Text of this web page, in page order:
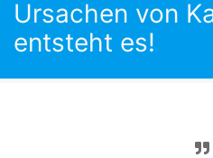
Ursachen von
entsteht es!